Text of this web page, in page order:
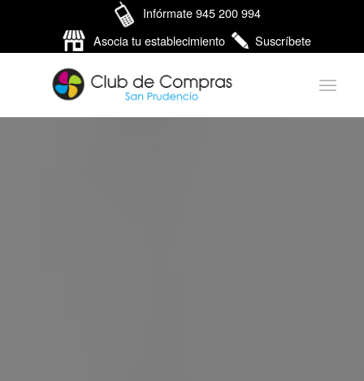
Infórmate 945 200 994
Asocia tu establecimiento
Suscríbete